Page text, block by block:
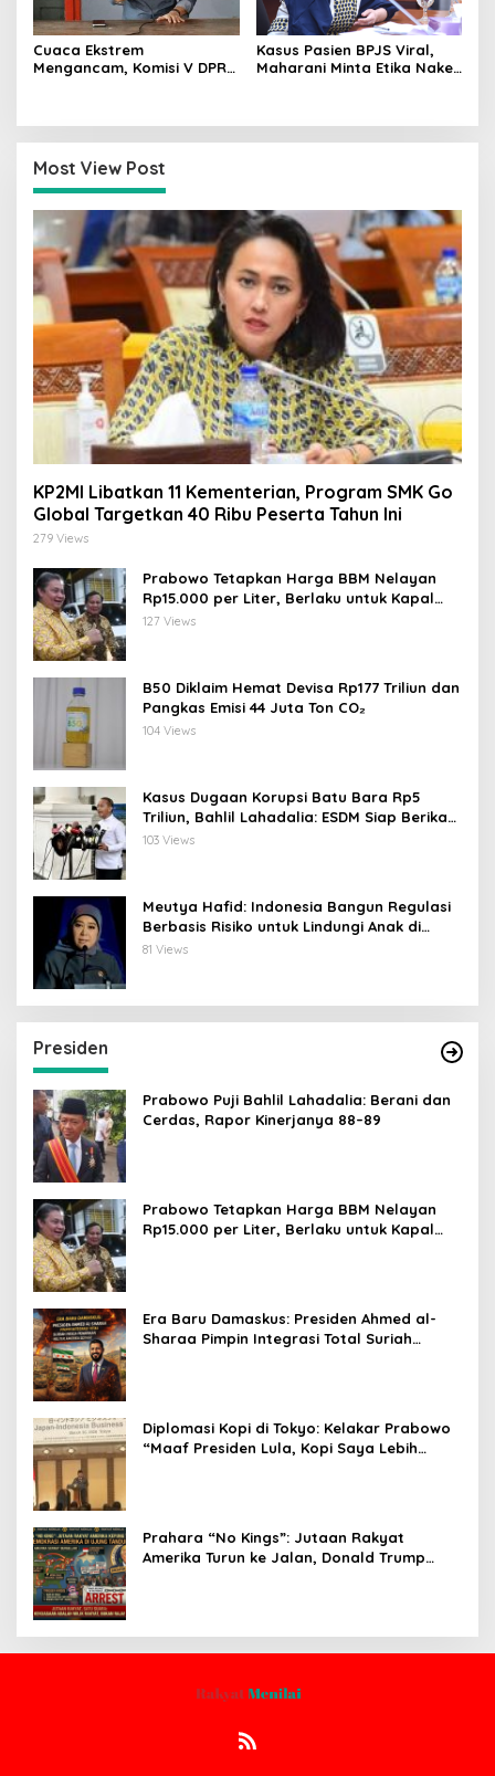
Cuaca Ekstrem
Mengancam, Komisi V DPR
Kasus Pasien BPJS Viral,
Maharani Minta Etika Nakes
Most View Post
KP2MI Libatkan 11 Kementerian, Program SMK Go
Global Targetkan 40 Ribu Peserta Tahun Ini
279 Views
Prabowo Tetapkan Harga BBM Nelayan
Rp15.000 per Liter, Berlaku untuk Kapal
30-200 GT
127 Views
B50 Diklaim Hemat Devisa Rp177 Triliun dan
Pangkas Emisi 44 Juta Ton CO₂
104 Views
Kasus Dugaan Korupsi Batu Bara Rp5
Triliun, Bahlil Lahadalia: ESDM Siap Berikan
Data
103 Views
Meutya Hafid: Indonesia Bangun Regulasi
Berbasis Risiko untuk Lindungi Anak di
Dunia Digital
81 Views
Presiden
Prabowo Puji Bahlil Lahadalia: Berani dan
Cerdas, Rapor Kinerjanya 88–89
Prabowo Tetapkan Harga BBM Nelayan
Rp15.000 per Liter, Berlaku untuk Kapal
Era Baru Damaskus: Presiden Ahmed al-
Sharaa Pimpin Integrasi Total Suriah
Diplomasi Kopi di Tokyo: Kelakar Prabowo
“Maaf Presiden Lula, Kopi Saya Lebih
Prahara “No Kings”: Jutaan Rakyat
Amerika Turun ke Jalan, Donald Trump